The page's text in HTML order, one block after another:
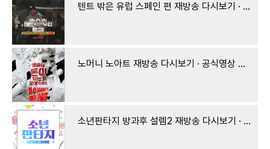
텐트 밖은 유럽 스페인 편 재방송 다시보기 · 1회 2회 3회 4회 5회 6회 7회 8회 9회 보러가기 공식영
노머니 노아트 재방송 다시보기 · 공식영상 보러가기 회차정보 방송시간 시청률 몇부작 · 1회 2
소년판타지 방과후 설렘2 재방송 다시보기 · 투표하기 · 공식영상 보러가기 회차정보 방송시간